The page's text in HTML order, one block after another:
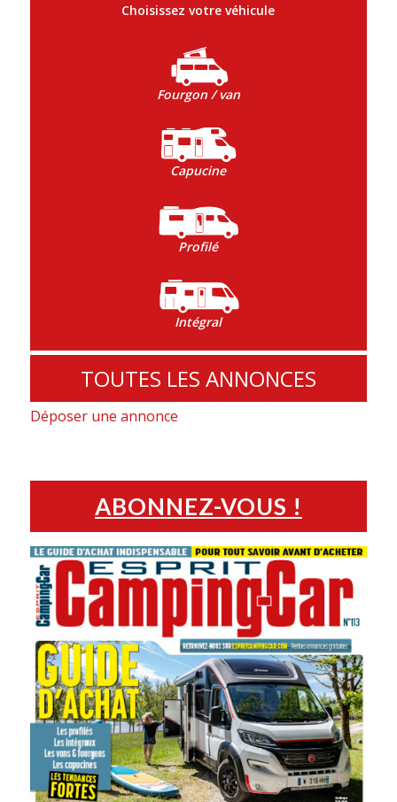
Choisissez votre véhicule
Fourgon / van
Capucine
Profilé
Intégral
TOUTES LES ANNONCES
Déposer une annonce
ABONNEZ-VOUS !